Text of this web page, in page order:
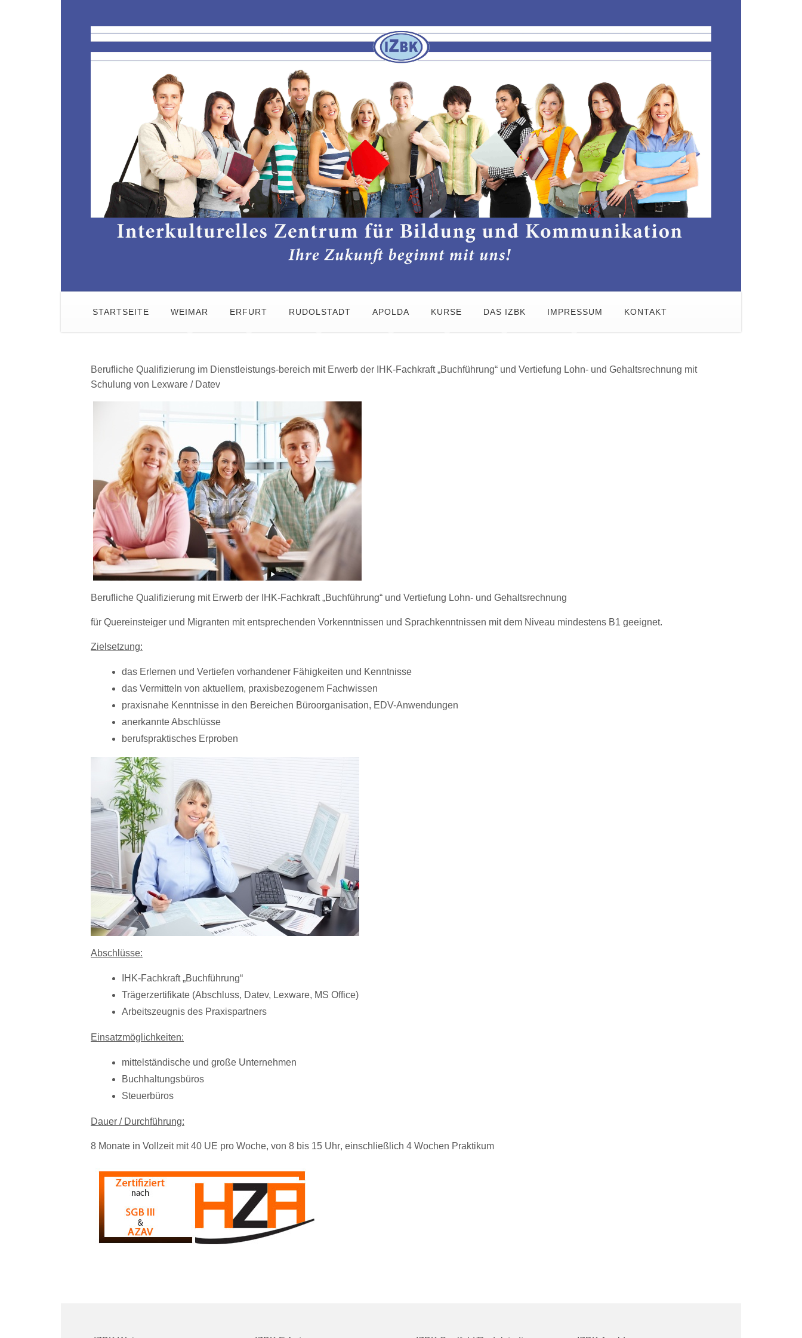
STARTSEITE WEIMAR ERFURT RUDOLSTADT APOLDA KURSE DAS IZBK IMPRESSUM KONTAKT
Berufliche Qualifizierung im Dienstleistungs-bereich mit Erwerb der IHK-Fachkraft „Buchführung“ und Vertiefung Lohn- und Gehaltsrechnung mit
Schulung von Lexware / Datev
Berufliche Qualifizierung mit Erwerb der IHK-Fachkraft „Buchführung“ und Vertiefung Lohn- und Gehaltsrechnung
für Quereinsteiger und Migranten mit entsprechenden Vorkenntnissen und Sprachkenntnissen mit dem Niveau mindestens B1 geeignet.
Zielsetzung:
das Erlernen und Vertiefen vorhandener Fähigkeiten und Kenntnisse
das Vermitteln von aktuellem, praxisbezogenem Fachwissen
praxisnahe Kenntnisse in den Bereichen Büroorganisation, EDV-Anwendungen
anerkannteAbschlüsse
berufspraktisches Erproben
Abschlüsse:
IHK-Fachkraft „Buchführung“
Trägerzertifikate (Abschluss, Datev, Lexware, MS Office)
Arbeitszeugnis des Praxispartners
Einsatzmöglichkeiten:
mittelständische und große Unternehmen
Buchhaltungsbüros
Steuerbüros
Dauer / Durchführung:
8 Monate in Vollzeit mit 40 UE pro Woche, von 8 bis 15 Uhr, einschließlich 4 Wochen Praktikum